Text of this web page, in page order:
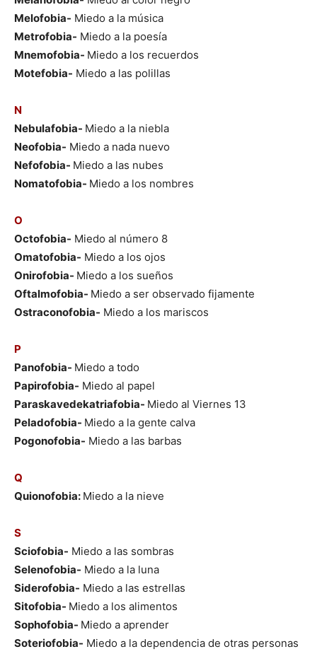
Melofobia- Miedo a la música
Metrofobia- Miedo a la poesía
Mnemofobia- Miedo a los recuerdos
Motefobia- Miedo a las polillas
N
Nebulafobia- Miedo a la niebla
Neofobia- Miedo a nada nuevo
Nefofobia- Miedo a las nubes
Nomatofobia- Miedo a los nombres
O
Octofobia- Miedo al número 8
Omatofobia- Miedo a los ojos
Onirofobia- Miedo a los sueños
Oftalmofobia- Miedo a ser observado fijamente
Ostraconofobia- Miedo a los mariscos
P
Panofobia- Miedo a todo
Papirofobia- Miedo al papel
Paraskavedekatriafobia- Miedo al Viernes 13
Peladofobia- Miedo a la gente calva
Pogonofobia- Miedo a las barbas
Q
Quionofobia: Miedo a la nieve
S
Sciofobia- Miedo a las sombras
Selenofobia- Miedo a la luna
Siderofobia- Miedo a las estrellas
Sitofobia- Miedo a los alimentos
Sophofobia- Miedo a aprender
Soteriofobia- Miedo a la dependencia de otras personas